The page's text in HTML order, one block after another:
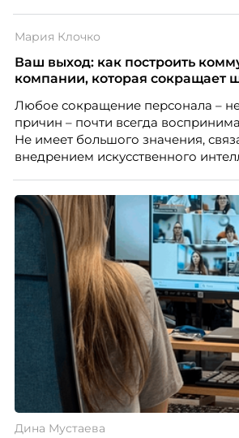
Проблема в том, что так мы
а движение. А творческая работа —
случай, где движение и результат
Мария Клочко
Ваш выход: как построить
компании, которая сокращает
Любое сокращение персонала –
причин – почти всегда
Не имеет большого значения,
внедрением искусственного
структуры компании. Для
означают потерю стабильности, а
рынка становятся сигналом о
проблемах организации. В
нередко превращаются в фактор,
негативно влияет HR-бренд
Дина Мустаева